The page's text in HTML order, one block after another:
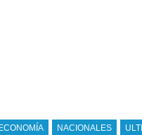
de venta de
NACIONALES